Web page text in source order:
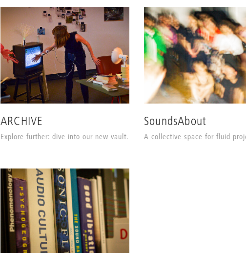
ARCHIVE
Explore further: dive into our new vault.
SoundsAbout
A collective space for fluid